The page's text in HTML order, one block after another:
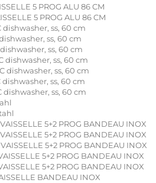
5 PROG ALU 86 CM
5 PROG ALU 86 CM
dishwasher, ss, 60 cm
dishwasher, ss, 60 cm
dishwasher, ss, 60 cm
dishwasher, ss, 60 cm
dishwasher, ss, 60 cm
dishwasher, ss, 60 cm
dishwasher, ss, 60 cm
5+2 PROG BANDEAU INOX
5+2 PROG BANDEAU INOX
5+2 PROG BANDEAU INOX
5+2 PROG BANDEAU INOX
5+2 PROG BANDEAU INOX
BANDEAU INOX